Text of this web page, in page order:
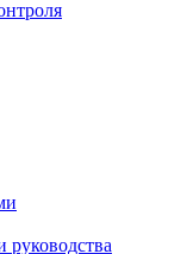
руководства